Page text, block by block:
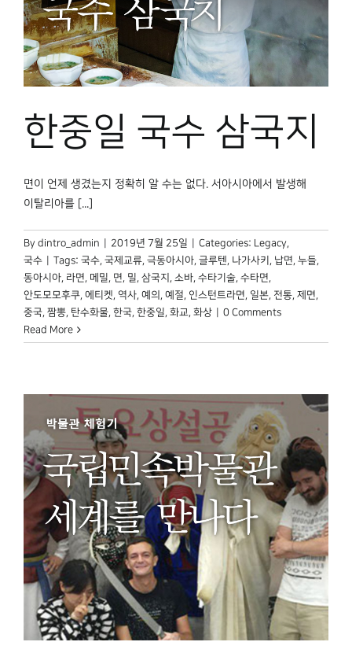
한중일 국수 삼국지
면이 언제 생겼는지 정확히 알 수는 없다. 서아시아에서 발생해
이탈리아를 [...]
By dintro_admin 2019년 7월 25일 Categories: Legacy,
국수
Tags: 국수, 국제교류, 극동아시아, 글루텐, 나가사키 , 납면, 누들,
동아시아, 라면, 메밀, 면, 밀, 삼국지 , 소바, 수타기술, 수타면,
안도모모후쿠, 에티켓, 역사, 예의 , 예절, 인스턴트라면, 일본, 전통, 제면,
중국, 짬뽕, 탄수화물, 한국, 한중일, 화교, 화상
0 Comments
Read More